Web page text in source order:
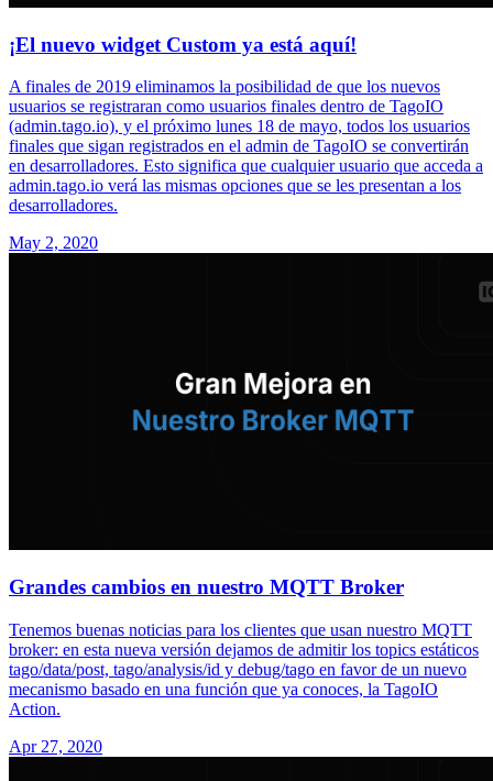
¡El nuevo widget Custom ya está aquí!
A finales de 2019 eliminamos la posibilidad de que los nuevos
usuarios se registraran como usuarios finales dentro de TagoIO
(admin.tago.io), y el próximo lunes 18 de mayo, todos los usuarios
finales que sigan registrados en el admin de TagoIO se convertirán
en desarrolladores. Esto significa que cualquier usuario que acceda a
admin.tago.io verá las mismas opciones que se les presentan a los
desarrolladores.
May 2, 2020
Grandes cambios en nuestro MQTT Broker
Tenemos buenas noticias para los clientes que usan nuestro MQTT
broker: en esta nueva versión dejamos de admitir los topics estáticos
tago/data/post, tago/analysis/id y debug/tago en favor de un nuevo
mecanismo basado en una función que ya conoces, la TagoIO
Action.
Apr 27, 2020